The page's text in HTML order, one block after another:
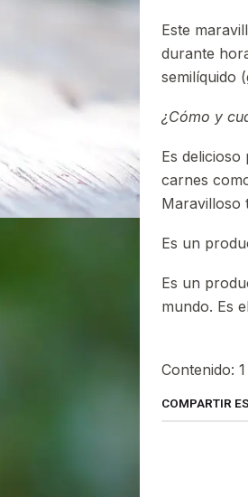
Este
durante
semilíquido
¿Cómo y
Es
carnes
Maravilloso
Es un
Es un
mundo. Es
Contenido:
COMPARTIR